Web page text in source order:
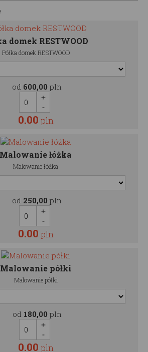
domek RESTWOOD
Półka domek RESTWOOD
od 600,00 pln
0.00 pln
Malowanie łóżka
Malowanie łóżka
od 250,00 pln
0.00 pln
Malowanie półki
Malowanie półki
od 180,00 pln
0.00 pln